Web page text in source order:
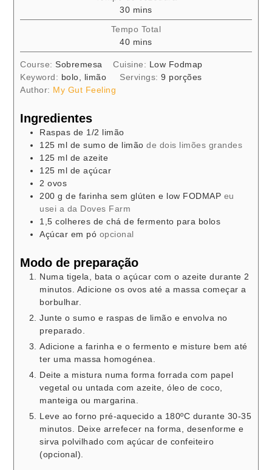
30minutes
mins
Tempo Total
40minutes
mins
Course:Sobremesa Cuisine: Low Fodmap
Keyword: bolo, limão Servings:9 porções
Author: My Gut Feeling
Ingredientes
Raspas de 1/2 limão
125 ml de sumo de limão de dois limões grandes
125 ml de azeite
125 ml de açúcar
2 ovos
200 g de farinha sem glúten e low FODMAP eu
usei a da Doves Farm
1,5 colheres de chá de fermento para bolos
Açúcar em pó opcional
Modo de preparação
Numa tigela, bata o açúcar com o azeite durante 2
minutos. Adicione os ovos até a massa começar a
borbulhar.
Junte o sumo e raspas de limão e envolva no
preparado.
Adicione a farinha e o fermento e misture bem até
ter uma massa homogénea.
Deite a mistura numa forma forrada com papel
vegetal ou untada com azeite, óleo de coco,
manteiga ou margarina.
Leve ao forno pré-aquecido a 180ºC durante 30-35
minutos. Deixe arrefecer na forma, desenforme e
sirva polvilhado com açúcar de confeiteiro
(opcional).